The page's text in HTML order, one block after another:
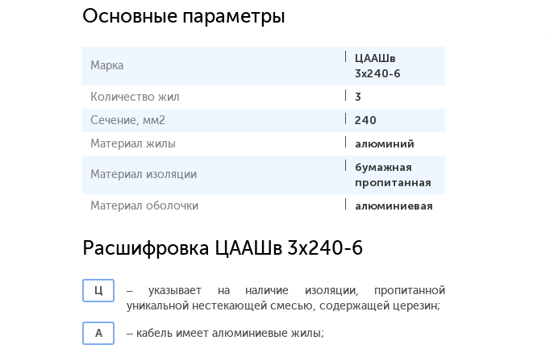
Основные параметры
Марка
ЦААШв
3х240-6
Количество жил
3
Сечение, мм2
240
Материал жилы
алюминий
Материал изоляции
бумажная
пропитанная
Материал оболочки
алюминиевая
Расшифровка ЦААШв 3х240-6
Ц
– указывает на наличие изоляции, пропитанной
уникальной нестекающей смесью, содержащей церезин;
А
– кабель имеет алюминиевые жилы;